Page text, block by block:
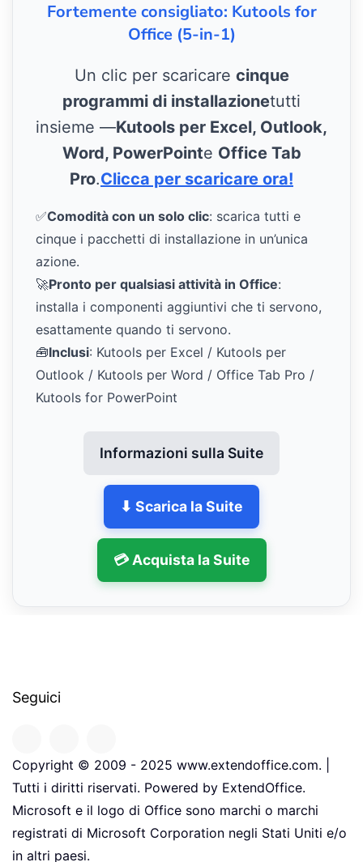
Fortemente consigliato: Kutools for
Office (5-in-1)
Un clic per scaricare cinque
programmi di installazionetutti
insieme —Kutools per Excel, Outlook,
Word, PowerPointe Office Tab
Pro.Clicca per scaricare ora!
✅Comodità con un solo clic: scarica tutti e
cinque i pacchetti di installazione in un’unica
azione.
🚀Pronto per qualsiasi attività in Office:
installa i componenti aggiuntivi che ti servono,
esattamente quando ti servono.
🧰Inclusi: Kutools per Excel / Kutools per
Outlook / Kutools per Word / Office Tab Pro /
Kutools for PowerPoint
Informazioni sulla Suite
⬇ Scarica la Suite
💳 Acquista la Suite
Seguici
Copyright © 2009 - 2025 www.extendoffice.com. |
Tutti i diritti riservati. Powered by ExtendOffice.
Microsoft e il logo di Office sono marchi o marchi
registrati di Microsoft Corporation negli Stati Uniti e/o
in altri paesi.